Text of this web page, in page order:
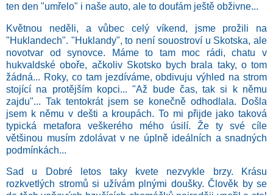
ten den "umřelo" i naše auto, ale to doufám ještě obživne...
Květnou neděli, a vůbec celý víkend, jsme prožili na
"Huklandech". "Huklandy", to není souostroví u Skotska, ale
novotvar od synovce. Máme to tam moc rádi, chatu v
hukvaldské oboře, ačkoliv Skotsko bych brala taky, o tom
žádná... Roky, co tam jezdíváme, obdivuju výhled na strom
stojící na protějším kopci... "Až bude čas, tak si k němu
zajdu"... Tak tentokrát jsem se konečně odhodlala. Došla
jsem k němu v dešti a kroupách. To mi přijde jako taková
typická metafora veškerého mého úsilí. Že ty své cíle
většinou musím zdolávat v ne úplně ideálních a snadných
podmínkách...
Sad u Dobré letos taky kvete nezvykle brzy. Krásu
rozkvetlých stromů si užívám plnými doušky. Člověk by se